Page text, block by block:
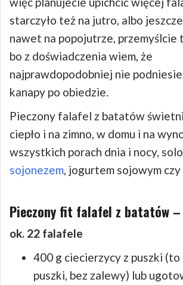
starczyło też na jutro, albo
nawet na popojutrze, przemyślcie
bo z doświadczenia wiem, że
najprawdopodobniej nie
kanapy po obiedzie.
Pieczony falafel z batatów
ciepło i na zimno, w domu i na
wszystkich porach dnia i nocy,
sojonezem , jogurtem sojowym czy
Pieczony fit falafel z batatów –
ok. 22 falafele
400 g ciecierzycy z puszki (to
puszki, bez zalewy) lub